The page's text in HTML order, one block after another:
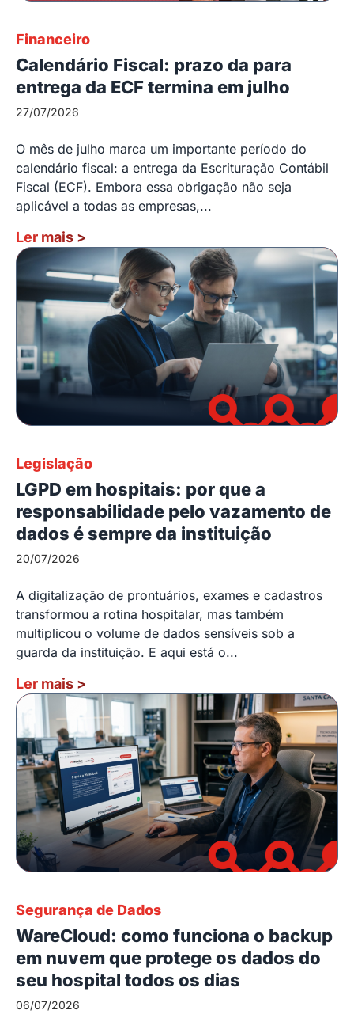
Financeiro
Calendário Fiscal: prazo da para
entrega da ECF termina em julho
27/07/2026
O mês de julho marca um importante período do
calendário fiscal: a entrega da Escrituração Contábil
Fiscal (ECF). Embora essa obrigação não seja
aplicável a todas as empresas,...
Ler mais >
Legislação
LGPD em hospitais: por que a
responsabilidade pelo vazamento de
dados é sempre da instituição
20/07/2026
A digitalização de prontuários, exames e cadastros
transformou a rotina hospitalar, mas também
multiplicou o volume de dados sensíveis sob a
guarda da instituição. E aqui está o...
Ler mais >
Segurança de Dados
WareCloud: como funciona o backup
em nuvem que protege os dados do
seu hospital todos os dias
06/07/2026